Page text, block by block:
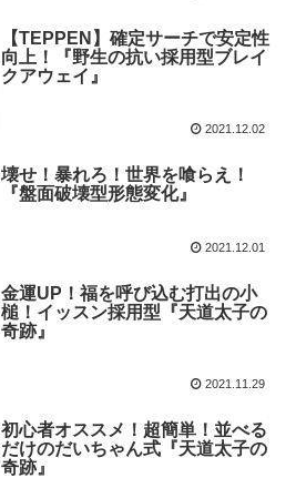
【TEPPEN】確定サーチで安定性
向上！『野生の抗い採用型ブレイ
クアウェイ』
2021.12.02
壊せ！暴れろ！世界を喰らえ！
『盤面破壊型形態変化』
2021.12.01
金運UP！福を呼び込む打出の小
槌！イッスン採用型『天道太子の
奇跡』
2021.11.29
初心者オススメ！超簡単！並べる
だけのだいちゃん式『天道太子の
奇跡』